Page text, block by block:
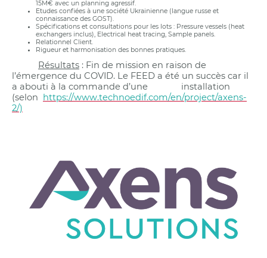
15M€ avec un planning agressif.
Etudes confiées à une société Ukrainienne (langue russe et
connaissance des GOST).
Spécifications et consultations pour les lots : Pressure vessels (heat
exchangers inclus), Electrical heat tracing, Sample panels.
Relationnel Client.
Rigueur et harmonisation des bonnes pratiques.
Résultats : Fin de mission en raison de
l’émergence du COVID. Le FEED a été un succès car il
a abouti à la commande d’une installation
(selon https://www.technoedif.com/en/project/axens-
2/)